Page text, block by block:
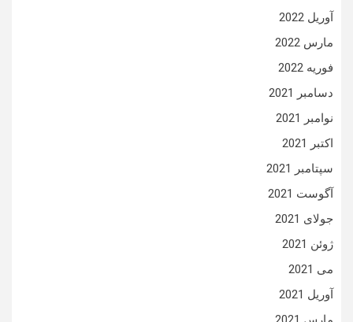
آوریل 2022
مارس 2022
فوریه 2022
دسامبر 2021
نوامبر 2021
اکتبر 2021
سپتامبر 2021
آگوست 2021
جولای 2021
ژوئن 2021
می 2021
آوریل 2021